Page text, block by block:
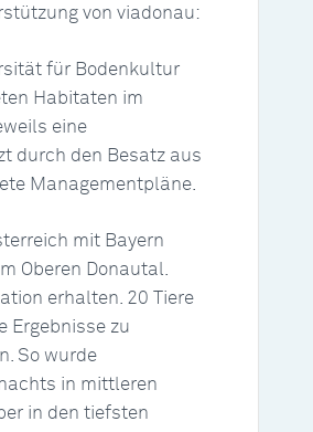
von viadonau:
für Bodenkultur
Habitaten im
eine
durch den Besatz aus
Managementpläne.
mit Bayern
Oberen Donautal.
erhalten. 20 Tiere
Ergebnisse zu
So wurde
in mittleren
in den tiefsten